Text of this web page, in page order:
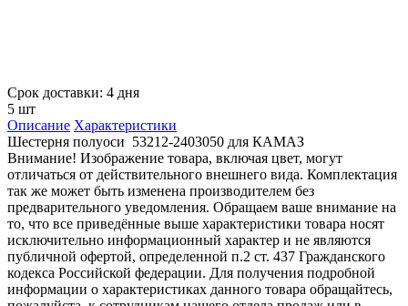
Срок доставки: 4 дня
5 шт
Описание Характеристики
Шестерня полуоси 53212-2403050 для КАМАЗ
Внимание! Изображение товара, включая цвет, могут
отличаться от действительного внешнего вида. Комплектация
так же может быть изменена производителем без
предварительного уведомления. Обращаем ваше внимание на
то, что все приведённые выше характеристики товара носят
исключительно информационный характер и не являются
публичной офертой, определенной п.2 ст. 437 Гражданского
кодекса Российской федерации. Для получения подробной
информации о характеристиках данного товара обращайтесь,